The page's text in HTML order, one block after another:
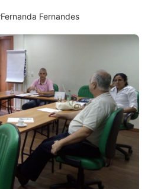
Fernanda Fernandes